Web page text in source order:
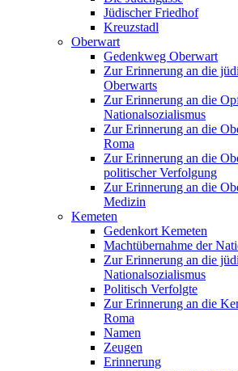
Jüdischer Friedhof
Kreuzstadl
Oberwart
Gedenkweg Oberwart
Zur Erinnerung an die
Oberwarts
Zur Erinnerung an die
Nationalsozialismus
Zur Erinnerung an die
Roma
Zur Erinnerung an die
politischer Verfolgung
Zur Erinnerung an die
Medizin
Kemeten
Gedenkort Kemeten
Machtübernahme der
Zur Erinnerung an die
Nationalsozialismus
Politisch Verfolgte
Zur Erinnerung an die
Roma
Namen
Zeugen
Erinnerung